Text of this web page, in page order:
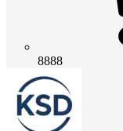
8888